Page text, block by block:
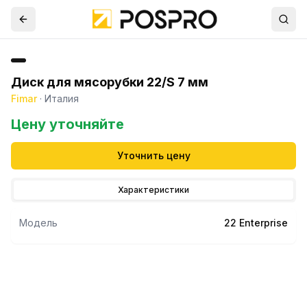
Диск для мясорубки 22/S 7 мм
Fimar· Италия
Цену уточняйте
Уточнить цену
Характеристики
Модель 22 Enterprise